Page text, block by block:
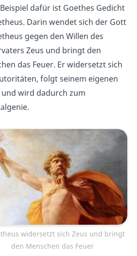
dafür ist Goethes Gedicht
Darin wendet sich der Gott
gegen den Willen des
Zeus und bringt den
das Feuer. Er widersetzt sich
folgt seinem eigenen
und wird dadurch zum
widersetzt sich Zeus und bringt
den Menschen das Feuer